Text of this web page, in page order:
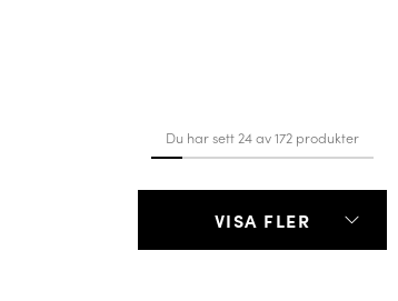
Du har sett 24 av 172 produkter
VISA FLER